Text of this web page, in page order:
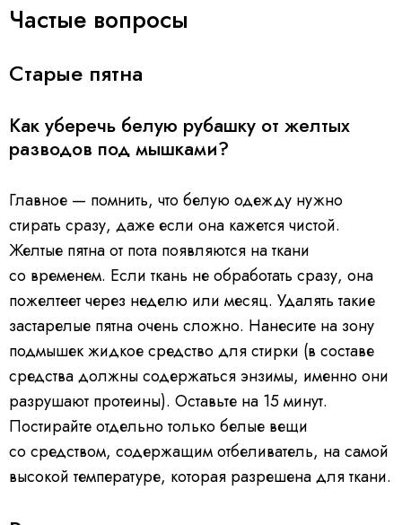
Частые вопросы
Старые пятна
Как уберечь белую рубашку от желтых
разводов под мышками?
Главное — помнить, что белую одежду нужно
стирать сразу, даже если она кажется чистой.
Желтые пятна от пота появляются на ткани
со временем. Если ткань не обработать сразу, она
пожелтеет через неделю или месяц. Удалять такие
застарелые пятна очень сложно. Нанесите на зону
подмышек жидкое средство для стирки (в составе
средства должны содержаться энзимы, именно они
разрушают протеины). Оставьте на 15 минут.
Постирайте отдельно только белые вещи
со средством, содержащим отбеливатель, на самой
высокой температуре, которая разрешена для ткани.